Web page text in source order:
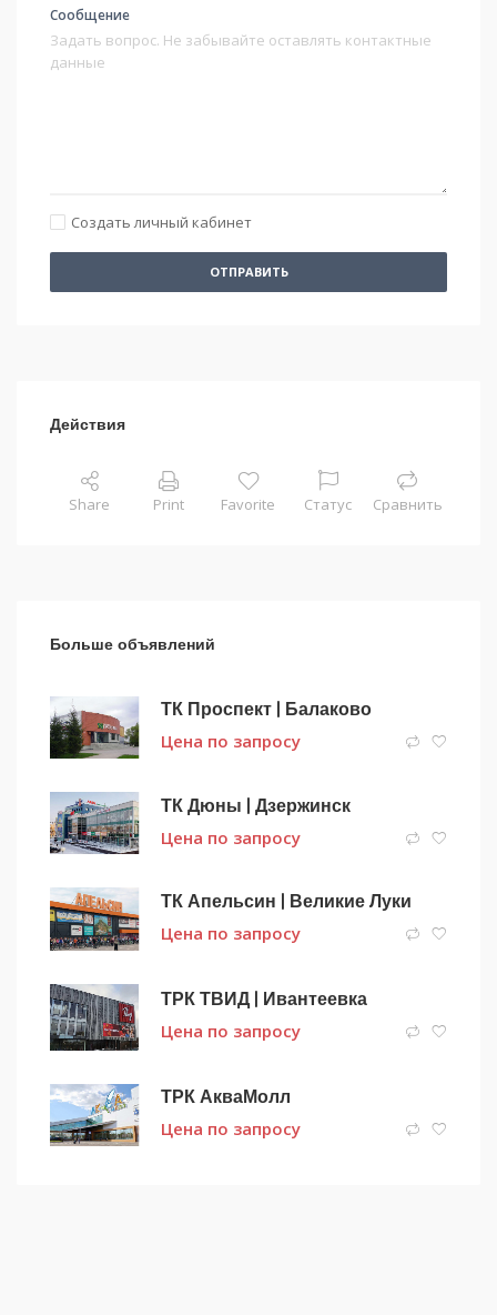
Сообщение
Создать личный кабинет
ОТПРАВИТЬ
Действия
Share Print Favorite Статус Сравнить
Больше объявлений
ТК Проспект | Балаково
Цена по запросу
ТК Дюны | Дзержинск
Цена по запросу
ТК Апельсин | Великие Луки
Цена по запросу
ТРК ТВИД | Ивантеевка
Цена по запросу
ТРК АкваМолл
Цена по запросу